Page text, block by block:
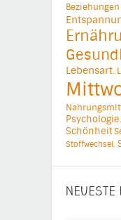
Beziehungen
Lebensart.
Psychologie.
Schönheit
Stoffwechsel.
NEUESTE